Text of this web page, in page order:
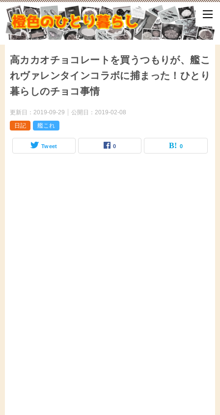
ひとり暮らしをしながら、気づいたことや、ふと思ったこと、試して
となどをアップしていきます。
高カカオチョコレートを買うつもりが、艦こ
れヴァレンタインコラボに捕まった！ひとり
暮らしのチョコ事情
更新日： 2019-09-29 公開日： 2019-02-08
日記
艦これ
Tweet 0 0